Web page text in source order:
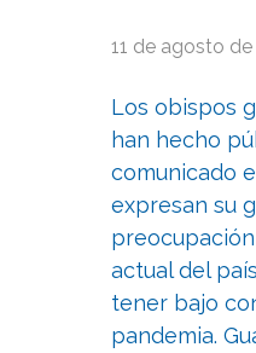
11 de agosto de
Los obispos
han hecho
comunicado
expresan su
actual del
tener bajo
pandemia.